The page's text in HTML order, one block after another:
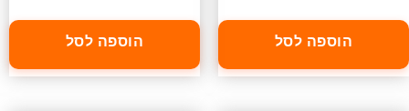
הוספה לסל הוספה לסל